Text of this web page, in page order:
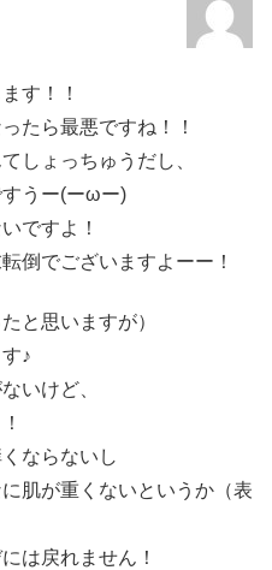
す！！
たら最悪ですね！！
しょっちゅうだし、
うー(ーωー)
ですよ！
倒でございますよーー！
と思いますが）
♪
いけど、
ならないし
肌が重くないというか（表
は戻れません！